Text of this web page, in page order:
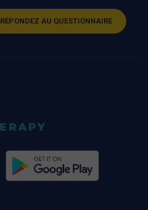
RÉPONDEZ AU QUESTIONNAIRE